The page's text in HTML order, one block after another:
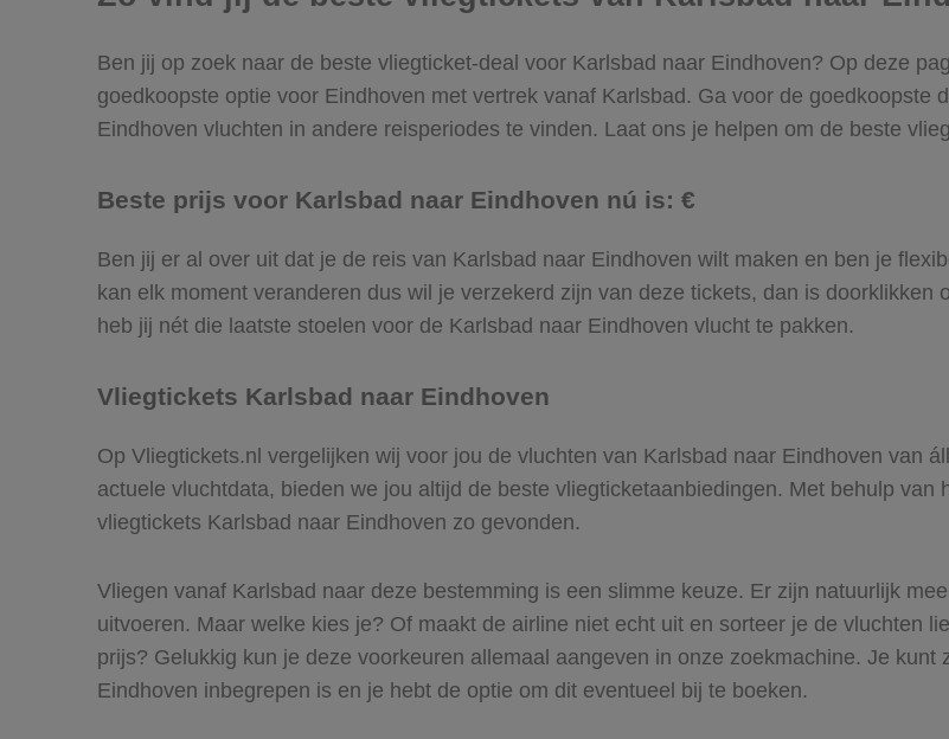
Ben jij op zoek naar de beste vliegticket-deal voor Karlsbad naar Eindhoven? Op deze
goedkoopste optie voor Eindhoven met vertrek vanaf Karlsbad. Ga voor de goedkoopste
Eindhoven vluchten in andere reisperiodes te vinden. Laat ons je helpen om de beste
Beste prijs voor Karlsbad naar Eindhoven nú is: €
Ben jij er al over uit dat je de reis van Karlsbad naar Eindhoven wilt maken en ben je
kan elk moment veranderen dus wil je verzekerd zijn van deze tickets, dan is
heb jij nét die laatste stoelen voor de Karlsbad naar Eindhoven vlucht te pakken.
Vliegtickets Karlsbad naar Eindhoven
Op Vliegtickets.nl vergelijken wij voor jou de vluchten van Karlsbad naar Eindhoven van
actuele vluchtdata, bieden we jou altijd de beste vliegticketaanbiedingen. Met behulp
vliegtickets Karlsbad naar Eindhoven zo gevonden.
Vliegen vanaf Karlsbad naar deze bestemming is een slimme keuze. Er zijn natuurlijk
uitvoeren. Maar welke kies je? Of maakt de airline niet echt uit en sorteer je de vluchten
prijs? Gelukkig kun je deze voorkeuren allemaal aangeven in onze zoekmachine. Je
Eindhoven inbegrepen is en je hebt de optie om dit eventueel bij te boeken.